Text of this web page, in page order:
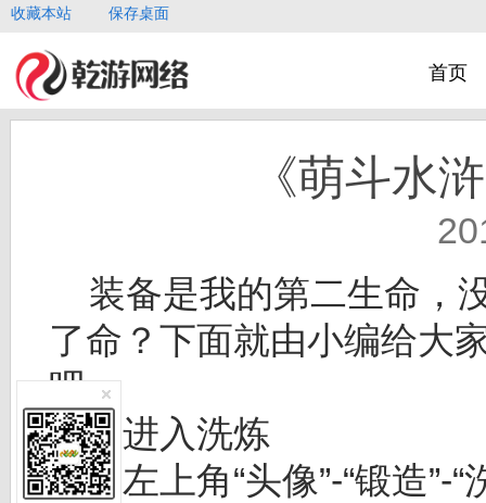
收藏本站 保存桌面
首页
《萌斗水
装备是我的第二生命，
了命？下面就由小编给大
吧~
一、进入洗炼
点击左上角“头像”-“锻造”-